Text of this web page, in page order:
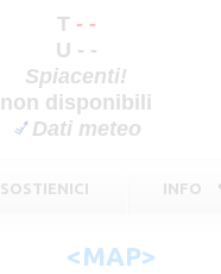
T - -
U - -
Spiacenti!
non disponibili
Dati meteo
SOSTIENICI INFO
<MAP>